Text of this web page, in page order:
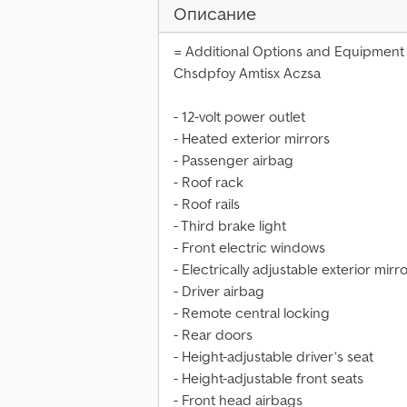
Описание
= Additional Options and Equipment
Chsdpfoy Amtisx Aczsa
- 12-volt power outlet
- Heated exterior mirrors
- Passenger airbag
- Roof rack
- Roof rails
- Third brake light
- Front electric windows
- Electrically adjustable exterior
- Driver airbag
- Remote central locking
- Rear doors
- Height-adjustable driver’s seat
- Height-adjustable front seats
- Front head airbags